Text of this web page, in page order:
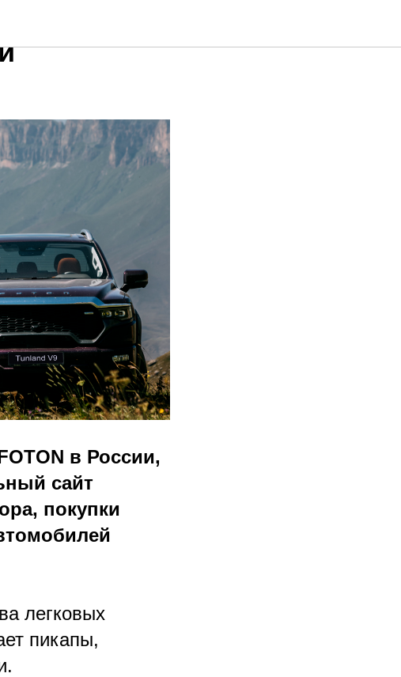
в России,
сайт
покупки
легковых
пикапы,